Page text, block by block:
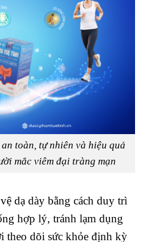
toàn, tự nhiên và hiệu quả
mắc viêm đại tràng mạn
dạ dày bằng cách duy trì
hợp lý, tránh lạm dụng
theo dõi sức khỏe định kỳ